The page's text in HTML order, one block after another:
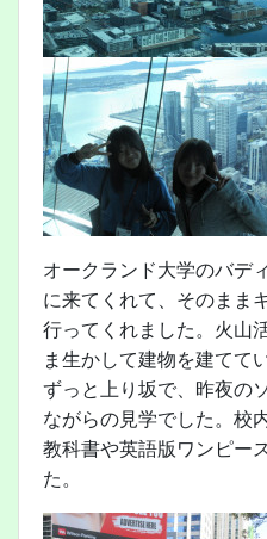
オークランド大学のバデ
に来てくれて、そのまま
行ってくれました。火山
ま生かして建物を建てて
ずっと上り坂で、昨夜の
ながらの見学でした。校
教科書や英語版ワンピー
た。